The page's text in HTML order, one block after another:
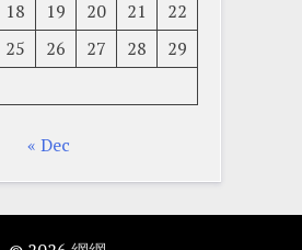
18 19 20 21
22
25 26 27 28
29
« Dec